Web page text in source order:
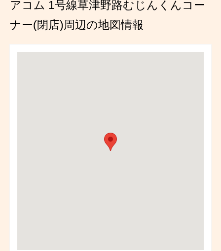
アコム 1号線草津野路むじんくんコー
ナー(閉店)周辺の地図情報